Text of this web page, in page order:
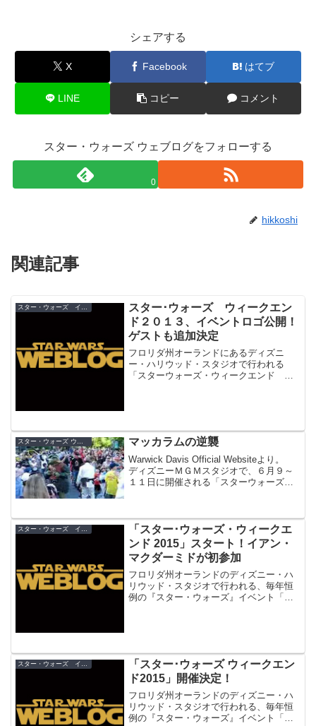
シェアする
X Facebook はてブ
LINE コピー コメント
スター・ウォーズ ウェブログをフォローする
0
hikkoshi
関連記事
スター･ウォーズ ウィークエン
ド２０１３、イベントロゴ公開！
ゲストも追加決定
フロリダ州オーランドにあるディズニ
ー・ハリウッド・スタジオで行われる
「スターウォーズ・ウィークエンド ２
スター・ウォーズ ウィークエンド マッカラムの逆襲
Warwick Davis Official Websiteより。
ディズニーＭＧＭスタジオで、６月９～
１１日に開催される「スターウォーズ・
スター・ウォーズ イベント
「スター･ウォーズ・ウィークエ
ンド 2015」スタート！イアン・
マクダーミドが初参加
フロリダ州オーランドのディズニー・ハ
リウッド・スタジオで行われる、毎年恒
例の『スター・ウォーズ』イベント「ス
ー・ウォーズ・ウィークエンド」に初参
加！
「スター･ウォーズ ウィークエン
ド2015」開催決定！
フロリダ州オーランドのディズニー・ハ
リウッド・スタジオで行われる、毎年恒
例の『スター・ウォーズ』イベント「ス